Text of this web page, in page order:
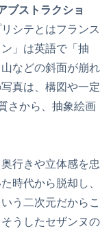
ブストラクショ
シテとはフランス
」は英語で「抽
などの斜面が崩れ
真は、構図や一定
さから、抽象絵画
行きや立体感を忠
時代から脱却し、
う二次元だからこ
うしたセザンヌの